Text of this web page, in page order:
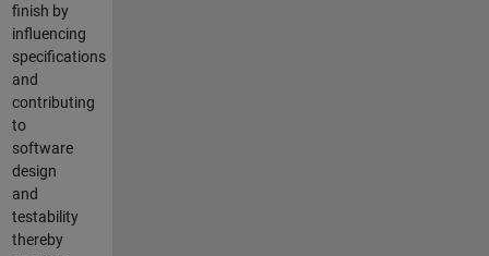
finish by
influencing
specifications
and
contributing
to
software
design
and
testability
thereby